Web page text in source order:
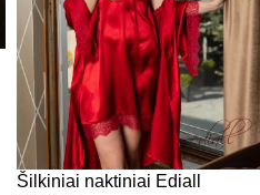
Šilkiniai naktiniai Ediall